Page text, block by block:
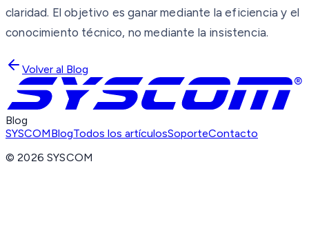
claridad. El objetivo es ganar mediante la eficiencia y el
conocimiento técnico, no mediante la insistencia.
Volver al Blog
Blog
SYSCOMBlogTodos los artículosSoporteContacto
©2026 SYSCOM